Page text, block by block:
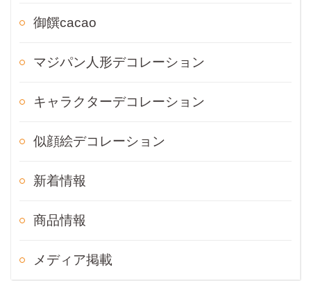
御饌cacao
マジパン人形デコレーション
キャラクターデコレーション
似顔絵デコレーション
新着情報
商品情報
メディア掲載